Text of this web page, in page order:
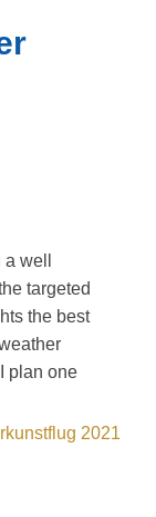
well
targeted
the best
plan one